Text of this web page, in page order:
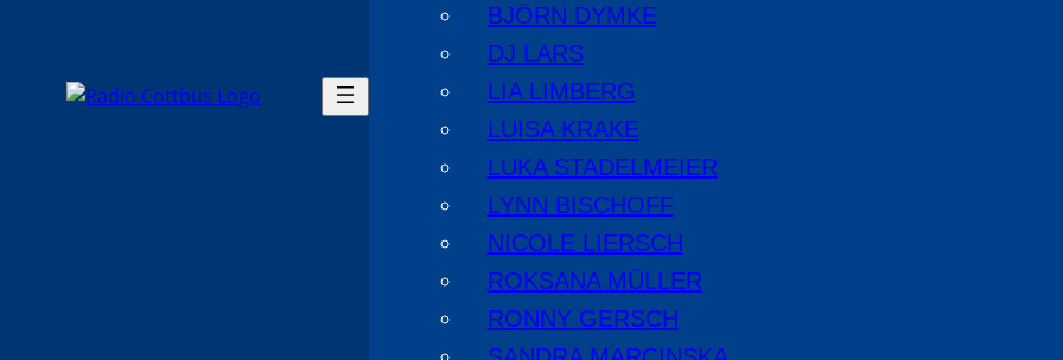
BJÖRN DYMKE
DJ LARS
LIA LIMBERG
LUISA KRAKE
LUKA STADELMEIER
LYNN BISCHOFF
NICOLE LIERSCH
ROKSANA MÜLLER
RONNY GERSCH